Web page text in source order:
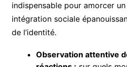
indispensable pour amorcer
intégration sociale
de l’identité.
Observation attentive